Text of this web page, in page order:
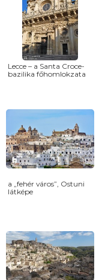
Lecce – a Santa Croce-
bazilika főhomlokzata
a „fehér város”, Ostuni
látképe